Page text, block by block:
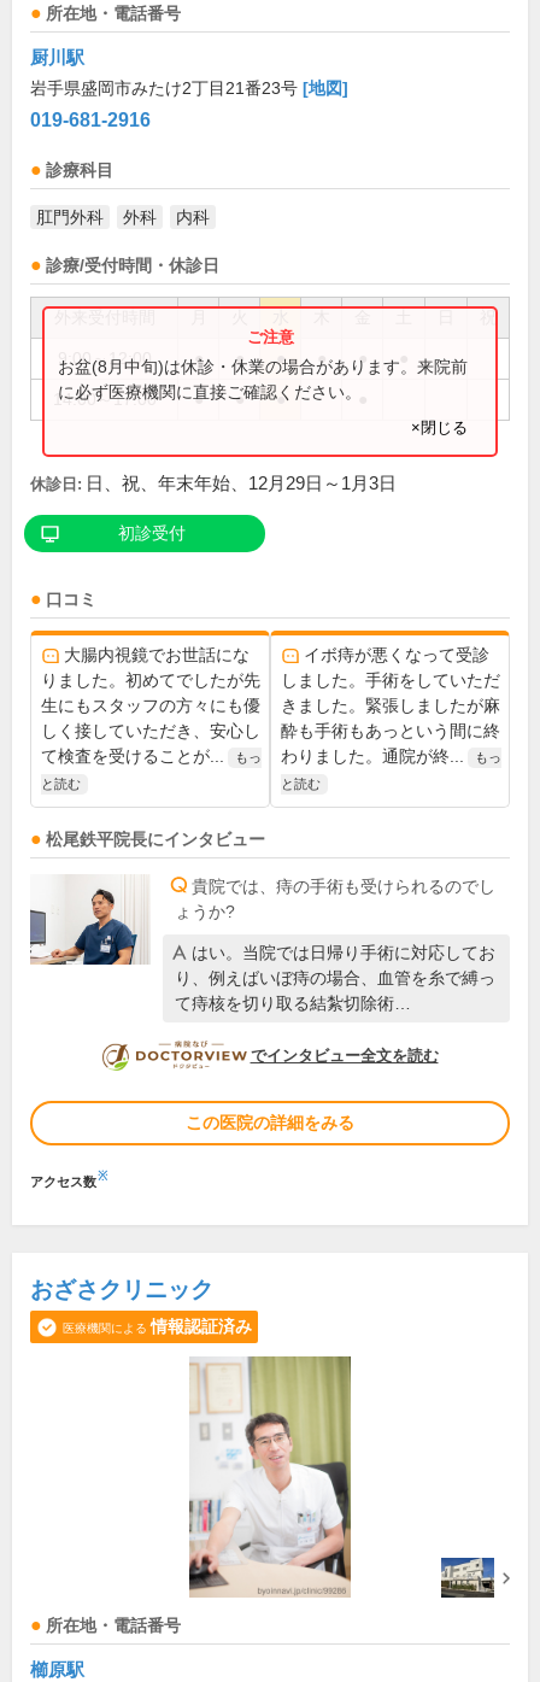
所在地・電話番号
厨川駅
岩手県盛岡市みたけ2丁目21番23号 [地図]
019-681-2916
診療科目
肛門外科 外科 内科
診療/受付時間・休診日
祝
9:00～12:00 ● ● ● ● ●
14:00～17:00 ● ● ●
お盆(8月中旬)は休診・休業の場合があります。来院前
に必ず医療機関に直接ご確認ください。
×閉じる
休診日: 日、祝、年末年始、12月29日～1月3日
初診受付
口コミ
大腸内視鏡でお世話にな
りました。初めてでしたが先
生にもスタッフの方々にも優
しく接していただき、安心し
て検査を受けることが...
もっ
と読む
イボ痔が悪くなって受診
しました。手術をしていただ
きました。緊張しましたが麻
酔も手術もあっという間に終
わりました。通院が終...
もっ
と読む
松尾鉄平院長にインタビュー
貴院では、痔の手術も受けられるのでし
ょうか?
はい。当院では日帰り手術に対応してお
り、例えばいぼ痔の場合、血管を糸で縛っ
て痔核を切り取る結紮切除術…
DOCTORVIEW
でインタビュー全文を読む
この医院の詳細をみる
アクセス数※
おざさクリニック
医療機関による 情報認証済み
所在地・電話番号
櫛原駅